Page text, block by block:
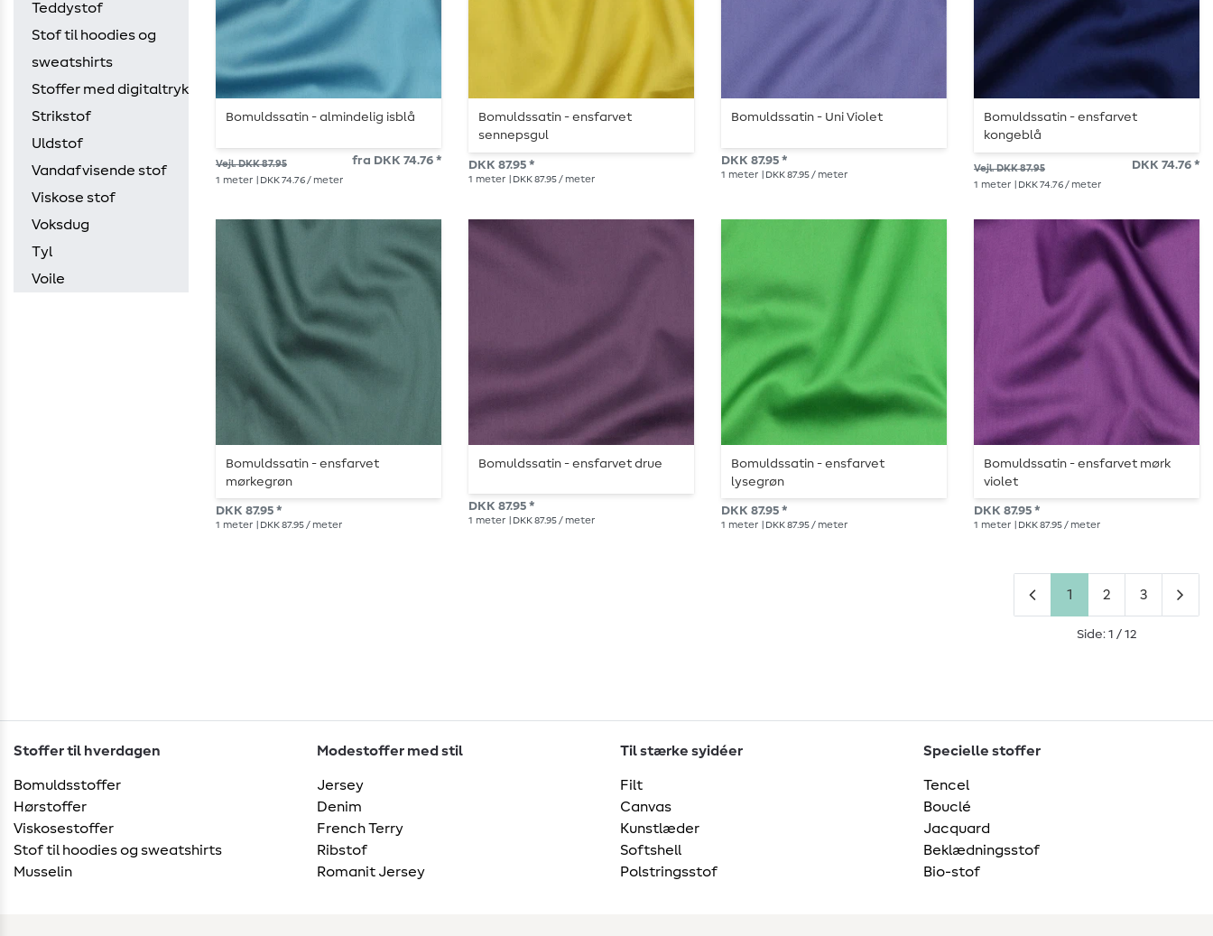
Teddystof
Stof til hoodies og
sweatshirts
Stoffer med digitaltryk
Strikstof
Uldstof
Vandafvisende stof
Viskose stof
Voksdug
Tyl
Voile
Bomuldssatin - almindelig isblå
Vejl. DKK 87.95 fra DKK 74.76 *
1 meter | DKK 74.76 / meter
Bomuldssatin - ensfarvet
sennepsgul
DKK 87.95 *
1 meter | DKK 87.95 / meter
Bomuldssatin - Uni Violet
DKK 87.95 *
1 meter | DKK 87.95 / meter
Bomuldssatin - ensfarvet
kongeblå
Vejl. DKK 87.95 DKK 74.76 *
1 meter | DKK 74.76 / meter
Bomuldssatin - ensfarvet
mørkegrøn
DKK 87.95 *
1 meter | DKK 87.95 / meter
Bomuldssatin - ensfarvet drue
DKK 87.95 *
1 meter | DKK 87.95 / meter
Bomuldssatin - ensfarvet
lysegrøn
DKK 87.95 *
1 meter | DKK 87.95 / meter
Bomuldssatin - ensfarvet mørk
violet
DKK 87.95 *
1 meter | DKK 87.95 / meter
1 2 3
Side: 1 / 12
Stoffer til hverdagen
Bomuldsstoffer
Hørstoffer
Viskosestoffer
Stof til hoodies og sweatshirts
Musselin
Modestoffer med stil
Jersey
Denim
French Terry
Ribstof
Romanit Jersey
Til stærke syidéer
Filt
Canvas
Kunstlæder
Softshell
Polstringsstof
Specielle stoffer
Tencel
Bouclé
Jacquard
Beklædningsstof
Bio-stof